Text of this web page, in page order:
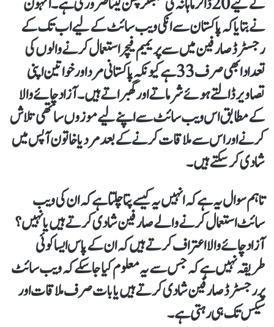
نے بتایا کہ پاکستان سے انکی ویب سائٹ کے لیے اب تک کے
رجسٹرڈ صارفین میں سے پریمیم فیچر استعمال کرنے والوں کی
تعداد ابھی صرف 33 ہے کیونکہ پاکستانی مرد اور خواتین اپنی
تصاویر ڈالتے ہوئے شرماتے اور گھبراتے ہیں۔ آزاد چائے والا
کے مطابق اس ویب سائٹ سے اپنے لیے موزوں ساتھی تلاش
کرنے اور اس سے ملاقات کرنے کے بعد مرد یا خاتون آپس میں
شادی کر سکتے ہیں۔
تاہم سوال یہ ہے کہ انہیں یہ کیسے پتا چلتا ہے کہ ان کی ویب
سائٹ استعمال کرنے والے صارفین شادی کرتے ہیں یا نہیں؟
آزاد چائے والا اعتراف کرتے ہیں کہ ان کے پاس ایسا کوئی
طریقہ نہیں ہے کہ جس سے یہ معلوم کیا جا سکے کہ ویب سائٹ
پر رجسٹرڈ صارفین شادی کرتے ہیں یا بات صرف ملاقات اور
سیکس تک ہی رہتی ہے۔